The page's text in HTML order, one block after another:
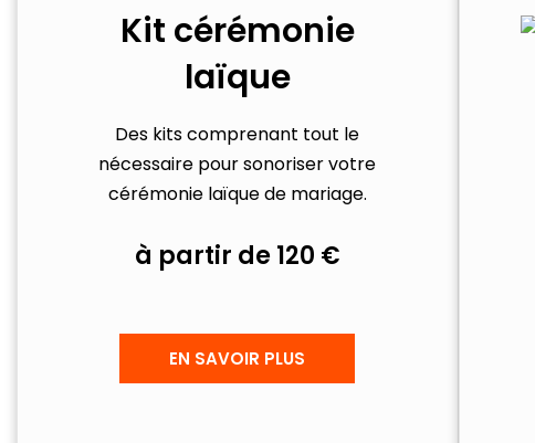
Kit cérémonie
laïque
Des kits comprenant tout le
nécessaire pour sonoriser votre
cérémonie laïque de mariage.
à partir de 120 €
EN SAVOIR PLUS